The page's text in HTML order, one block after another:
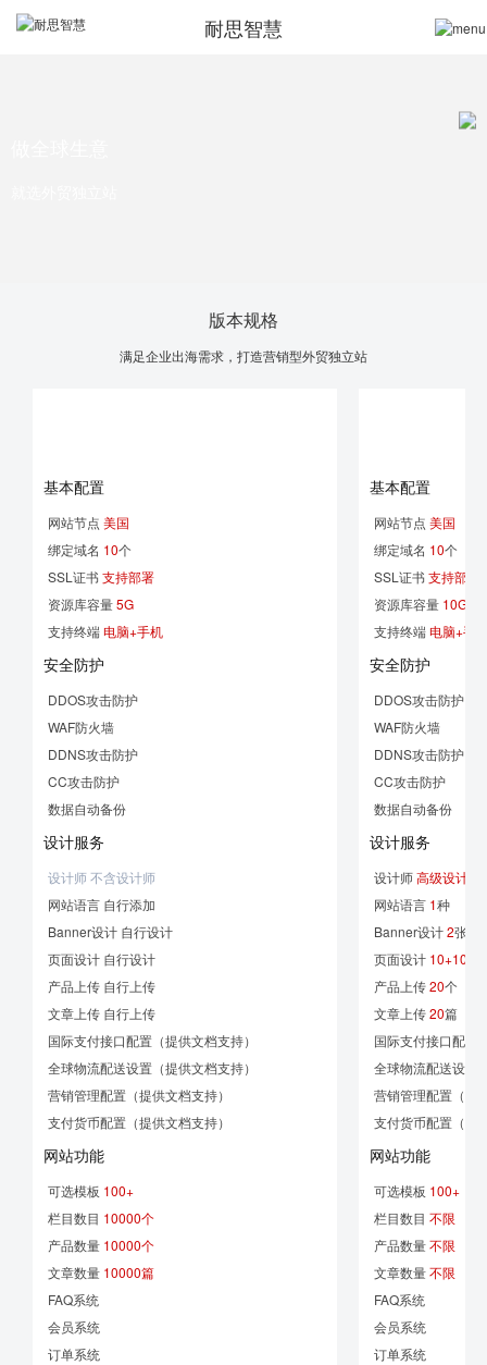
耐思智慧
版本规格
满足企业出海需求，打造营销型外贸独立站
基本配置
网站节点 美国
绑定域名 10个
SSL证书支持部署
资源库容量5G
支持终端电脑+手机
安全防护
DDOS攻击防护
WAF防火墙
DDNS攻击防护
CC攻击防护
数据自动备份
设计服务
设计师 不含设计师
网站语言 自行添加
Banner设计 自行设计
页面设计 自行设计
产品上传 自行上传
文章上传 自行上传
国际支付接口配置（提供文档支持）
全球物流配送设置（提供文档支持）
营销管理配置（提供文档支持）
支付货币配置（提供文档支持）
网站功能
可选模板 100+
栏目数目 10000个
产品数量 10000个
文章数量 10000篇
FAQ系统
会员系统
订单系统
基本配置
网站节点 美国
绑定域名 10个
SSL证书支持部署
资源库容量 10G
支持终端电脑+手
安全防护
DDOS攻击防护
WAF防火墙
DDNS攻击防护
CC攻击防护
数据自动备份
设计服务
设计师高级设计师
网站语言 1种
Banner设计2张
页面设计 10+10
产品上传20个
文章上传20篇
国际支付接口配置
全球物流配送设置
营销管理配置（优
支付货币配置（
网站功能
可选模板 100+
栏目数目 不限
产品数量不限
文章数量不限
FAQ系统
会员系统
订单系统